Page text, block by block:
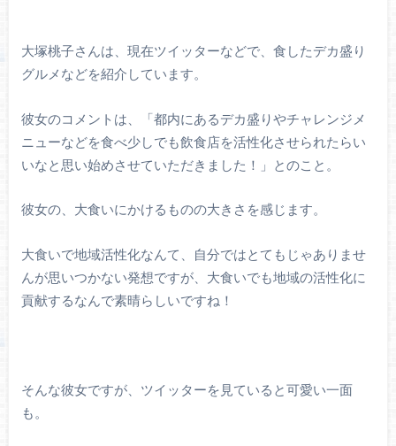
大塚桃子さんは、現在ツイッターなどで、食したデカ盛り
グルメなどを紹介しています。
彼女のコメントは、「都内にあるデカ盛りやチャレンジメ
ニューなどを食べ少しでも飲食店を活性化させられたらい
いなと思い始めさせていただきました！」とのこと。
彼女の、大食いにかけるものの大きさを感じます。
大食いで地域活性化なんて、自分ではとてもじゃありませ
んが思いつかない発想ですが、大食いでも地域の活性化に
貢献するなんで素晴らしいですね！
そんな彼女ですが、ツイッターを見ていると可愛い一面
も。